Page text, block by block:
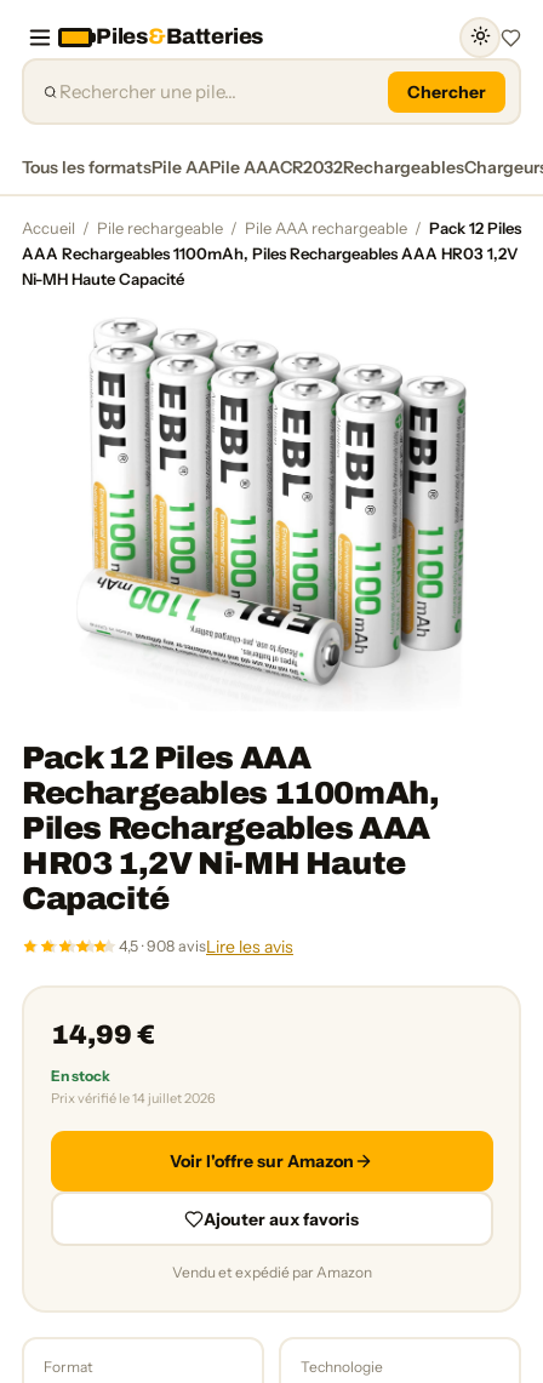
Piles&Batteries
Chercher
Tous les formatsPile AAPile AAACR2032Rechargeables
Accueil / Pile rechargeable / Pile AAA rechargeable / Pack 12 Piles
AAA Rechargeables 1100mAh, Piles Rechargeables AAA HR03 1,2V
Ni-MH Haute Capacité
Pack 12 Piles AAA
Rechargeables 1100mAh,
Piles Rechargeables AAA
HR03 1,2V Ni-MH Haute
Capacité
4,5 · 908 avisLire les avis
14,99 €
En stock
Prix vérifié le 14 juillet 2026
Voir l'offre sur Amazon
Ajouter aux favoris
Vendu et expédié par Amazon
Format Technologie